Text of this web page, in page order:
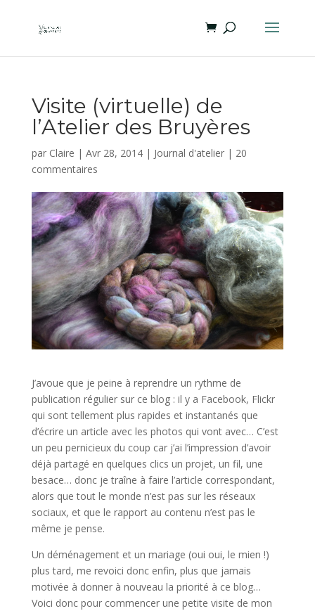
Visite (virtuelle) de
l’Atelier des Bruyères
par Claire | Avr 28, 2014| Journal d'atelier| 20
commentaires
J’avoue que je peine à reprendre un rythme de
publication régulier sur ce blog : il y a Facebook, Flickr
qui sont tellement plus rapides et instantanés que
d’écrire un article avec les photos qui vont avec… C’est
un peu pernicieux du coup car j’ai l’impression d’avoir
déjà partagé en quelques clics un projet, un fil, une
besace… donc je traîne à faire l’article correspondant,
alors que tout le monde n’est pas sur les réseaux
sociaux, et que le rapport au contenu n’est pas le
même je pense.
Un déménagement et un mariage (oui oui, le mien !)
plus tard, me revoici donc enfin, plus que jamais
motivée à donner à nouveau la priorité à ce blog…
Voici donc pour commencer une petite visite de mon